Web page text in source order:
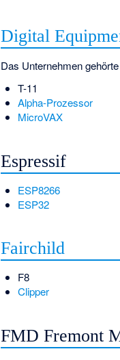
Digital
Das Unternehmen
T-11
Alpha-Prozessor
MicroVAX
Espressif
ESP8266
ESP32
Fairchild
F8
Clipper
FMD Fremont